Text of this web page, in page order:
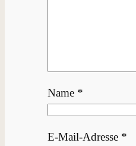
Name *
E-Mail-Adresse *